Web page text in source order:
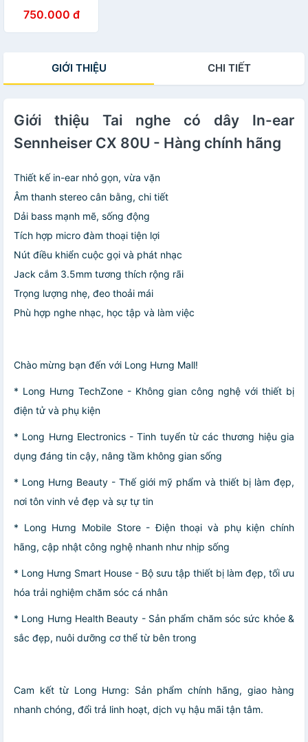
chính hãng
750.000 đ
GIỚI THIỆU CHI TIẾT
Giới thiệu Tai nghe có dây In-ear
Sennheiser CX 80U - Hàng chính hãng
Thiết kế in-ear nhỏ gọn, vừa vặn
Âm thanh stereo cân bằng, chi tiết
Dải bass mạnh mẽ, sống động
Tích hợp micro đàm thoại tiện lợi
Nút điều khiển cuộc gọi và phát nhạc
Jack cắm 3.5mm tương thích rộng rãi
Trọng lượng nhẹ, đeo thoải mái
Phù hợp nghe nhạc, học tập và làm việc
Chào mừng bạn đến với Long Hưng Mall!
* Long Hưng TechZone - Không gian công nghệ với thiết bị
điện tử và phụ kiện
* Long Hưng Electronics - Tinh tuyển từ các thương hiệu gia
dụng đáng tin cậy, nâng tầm không gian sống
* Long Hưng Beauty - Thế giới mỹ phẩm và thiết bị làm đẹp,
nơi tôn vinh vẻ đẹp và sự tự tin
* Long Hưng Mobile Store - Điện thoại và phụ kiện chính
hãng, cập nhật công nghệ nhanh như nhịp sống
* Long Hưng Smart House - Bộ sưu tập thiết bị làm đẹp, tối ưu
hóa trải nghiệm chăm sóc cá nhân
* Long Hưng Health Beauty - Sản phẩm chăm sóc sức khỏe &
sắc đẹp, nuôi dưỡng cơ thể từ bên trong
Cam kết từ Long Hưng: Sản phẩm chính hãng, giao hàng
nhanh chóng, đổi trả linh hoạt, dịch vụ hậu mãi tận tâm.